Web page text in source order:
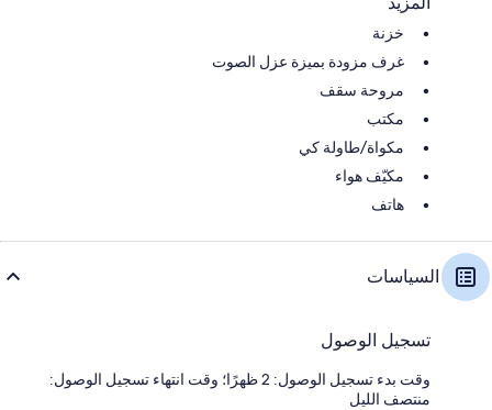
خزنة
غرف مزودة بميزة عزل الصوت
مروحة سقف
مكتب
مكواة/طاولة كي
مكيّف هواء
هاتف
السياسات
تسجيل الوصول
وقت بدء تسجيل الوصول: 2 ظهرًا؛ وقت انتهاء تسجيل الوصول:
منتصف الليل